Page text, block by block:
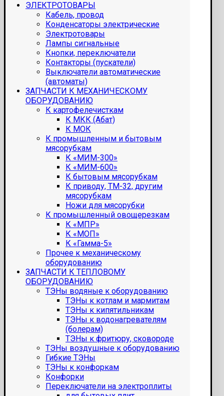
ЭЛЕКТРОТОВАРЫ
Кабель, провод
Конденсаторы электрические
Электротовары
Лампы сигнальные
Кнопки, переключатели
Контакторы (пускатели)
Выключатели автоматические
(автоматы)
ЗАПЧАСТИ К МЕХАНИЧЕСКОМУ
ОБОРУДОВАНИЮ
К картофелечисткам
К МКК (Абат)
К МОК
К промышленным и бытовым
мясорубкам
К «МИМ-300»
К «МИМ-600»
К бытовым мясорубкам
К приводу, ТМ-32, другим
мясорубкам
Ножи для мясорубки
К промышленный овощерезкам
К «МПР»
К «МОП»
К «Гамма-5»
Прочее к механическому
оборудованию
ЗАПЧАСТИ К ТЕПЛОВОМУ
ОБОРУДОВАНИЮ
ТЭНы водяные к оборудованию
ТЭНы к котлам и мармитам
ТЭНы к кипятильникам
ТЭНы к водонагревателям
(болерам)
ТЭНы к фритюру, сковороде
ТЭНы воздушные к оборудованию
Гибкие ТЭНы
ТЭНы к конфоркам
Конфорки
Переключатели на электроплиты